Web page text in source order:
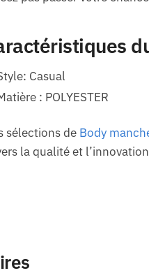
Casual
: POLYESTER
sélections de Body
la qualité et